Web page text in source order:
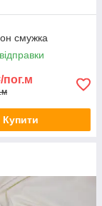
смужка
пог.м
Купити